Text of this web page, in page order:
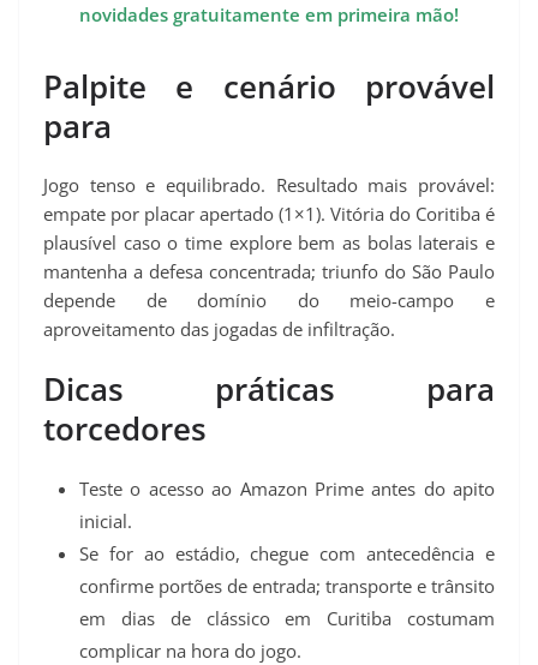
novidades gratuitamente em primeira mão!
Palpite e cenário provável
para
Jogo tenso e equilibrado. Resultado mais provável:
empate por placar apertado (1×1). Vitória do Coritiba é
plausível caso o time explore bem as bolas laterais e
mantenha a defesa concentrada; triunfo do São Paulo
depende de domínio do meio-campo e
aproveitamento das jogadas de infiltração.
Dicas práticas para
torcedores
Teste o acesso ao Amazon Prime antes do apito
inicial.
Se for ao estádio, chegue com antecedência e
confirme portões de entrada; transporte e trânsito
em dias de clássico em Curitiba costumam
complicar na hora do jogo.